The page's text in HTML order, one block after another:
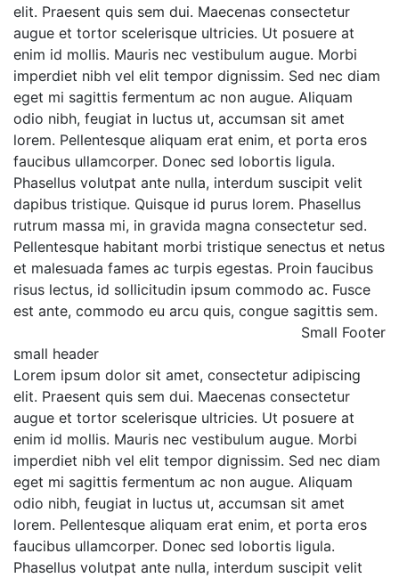
elit. Praesent quis sem dui. Maecenas consectetur
augue et tortor scelerisque ultricies. Ut posuere at
enim id mollis. Mauris nec vestibulum augue. Morbi
imperdiet nibh vel elit tempor dignissim. Sed nec diam
eget mi sagittis fermentum ac non augue. Aliquam
odio nibh, feugiat in luctus ut, accumsan sit amet
lorem. Pellentesque aliquam erat enim, et porta eros
faucibus ullamcorper. Donec sed lobortis ligula.
Phasellus volutpat ante nulla, interdum suscipit velit
dapibus tristique. Quisque id purus lorem. Phasellus
rutrum massa mi, in gravida magna consectetur sed.
Pellentesque habitant morbi tristique senectus et netus
et malesuada fames ac turpis egestas. Proin faucibus
risus lectus, id sollicitudin ipsum commodo ac. Fusce
est ante, commodo eu arcu quis, congue sagittis sem.
Small Footer
small header
Lorem ipsum dolor sit amet, consectetur adipiscing
elit. Praesent quis sem dui. Maecenas consectetur
augue et tortor scelerisque ultricies. Ut posuere at
enim id mollis. Mauris nec vestibulum augue. Morbi
imperdiet nibh vel elit tempor dignissim. Sed nec diam
eget mi sagittis fermentum ac non augue. Aliquam
odio nibh, feugiat in luctus ut, accumsan sit amet
lorem. Pellentesque aliquam erat enim, et porta eros
faucibus ullamcorper. Donec sed lobortis ligula.
Phasellus volutpat ante nulla, interdum suscipit velit